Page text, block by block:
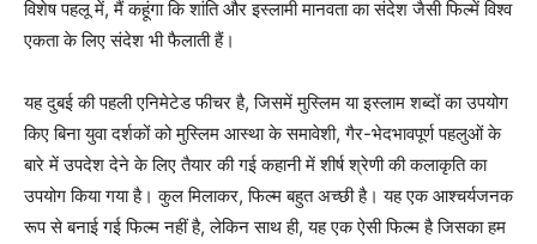
विशेष पहलू में, मैं कहूंगा कि शांति और इस्लामी मानवता का संदेश जैसी फिल्में विश्व
एकता के लिए संदेश भी फैलाती हैं।
यह दुबई की पहली एनिमेटेड फीचर है, जिसमें मुस्लिम या इस्लाम शब्दों का उपयोग
किए बिना युवा दर्शकों को मुस्लिम आस्था के समावेशी, गैर-भेदभावपूर्ण पहलुओं के
बारे में उपदेश देने के लिए तैयार की गई कहानी में शीर्ष श्रेणी की कलाकृति का
उपयोग किया गया है। कुल मिलाकर, फिल्म बहुत अच्छी है। यह एक आश्चर्यजनक
रूप से बनाई गई फिल्म नहीं है, लेकिन साथ ही, यह एक ऐसी फिल्म है जिसका हम